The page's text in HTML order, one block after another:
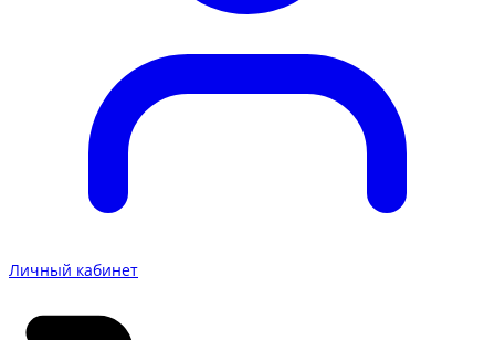
Личный кабинет